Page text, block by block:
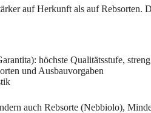
auf Herkunft als auf Rebsorten.
höchste Qualitätsstufe,
und Ausbauvorgaben
auch Rebsorte (Nebbiolo),